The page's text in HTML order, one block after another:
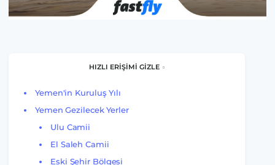
HIZLI ERİŞİMİ GİZLE
Yemen'in Kuruluş Yılı
Yemen Gezilecek Yerler
Ulu Camii
El Saleh Camii
Eski Şehir Bölgesi